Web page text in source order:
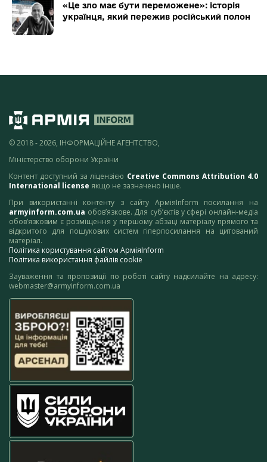
«Це зло має бути переможене»: історія
українця, який пережив російський полон
© 2018 - 2026, ІНФОРМАЦІЙНЕ АГЕНТСТВО,
Міністерство оборони України
Контент доступний за ліцензією Creative Commons Attribution 4.0
International license якщо не зазначено інше.
При використанні контенту з сайту АрміяInform посилання на
armyinform.com.ua обов’язкове. Для суб’єктів у сфері онлайн-медіа
обов’язковим є розміщення у першому абзаці матеріалу прямого та
відкритого для пошукових систем гіперпосилання на цитований
матеріал.
Політика користування сайтом АрміяInform
Політика використання файлів cookie
Зауваження та пропозиції по роботі сайту надсилайте на адресу:
webmaster@armyinform.com.ua